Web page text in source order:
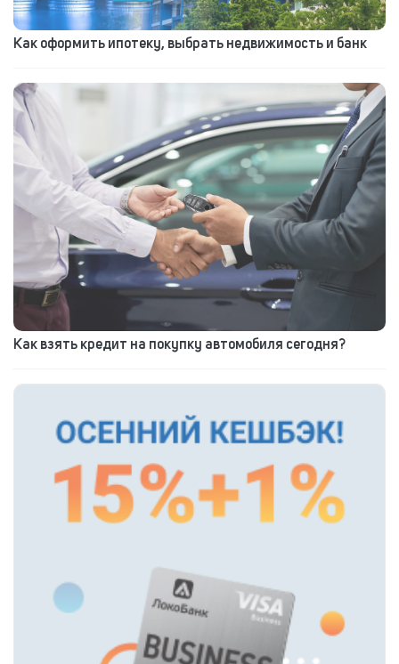
Как оформить ипотеку, выбрать недвижимость и банк
Как взять кредит на покупку автомобиля сегодня?